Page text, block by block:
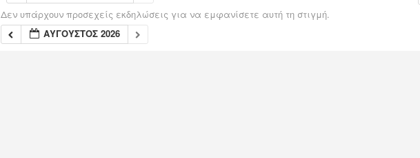
Δεν υπάρχουν προσεχείς εκδηλώσεις για να εμφανίσετε αυτή τη στιγμή.
ΑΎΓΟΥΣΤΟΣ 2026